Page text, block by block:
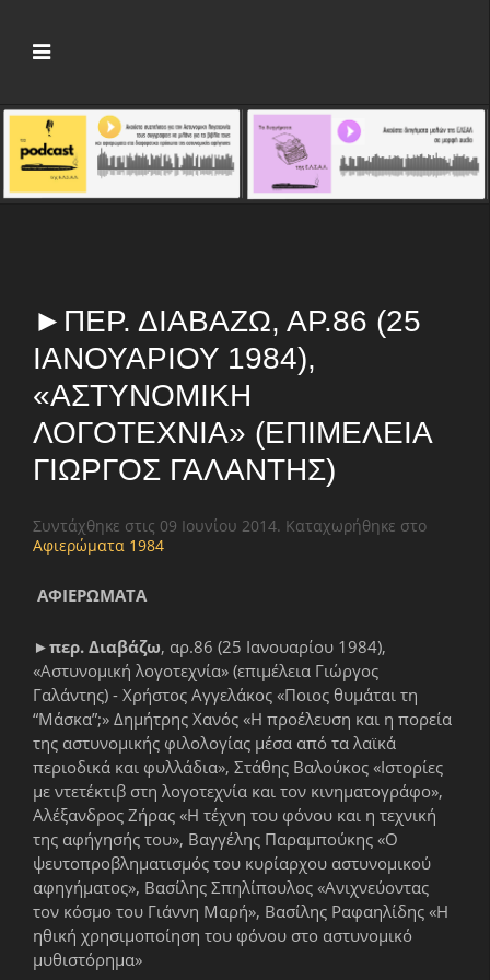
►ΠΕΡ. ΔΙΑΒΆΖΩ, ΑΡ.86 (25
ΙΑΝΟΥΑΡΊΟΥ 1984),
«ΑΣΤΥΝΟΜΙΚΉ
ΛΟΓΟΤΕΧΝΊΑ» (ΕΠΙΜΈΛΕΙΑ
ΓΙΏΡΓΟΣ ΓΑΛΆΝΤΗΣ)
Συντάχθηκε στις 09 Ιουνίου 2014. Καταχωρήθηκε στο
Αφιερώματα 1984
ΑΦΙΕΡΩΜΑΤΑ
►περ. Διαβάζω, αρ.86 (25 Ιανουαρίου 1984),
«Αστυνομική λογοτεχνία» (επιμέλεια Γιώργος
Γαλάντης) - Χρήστος Αγγελάκος «Ποιος θυμάται τη
“Μάσκα”;» Δημήτρης Χανός «Η προέλευση και η πορεία
της αστυνομικής φιλολογίας μέσα από τα λαϊκά
περιοδικά και φυλλάδια», Στάθης Βαλούκος «Ιστορίες
με ντετέκτιβ στη λογοτεχνία και τον κινηματογράφο»,
Αλέξανδρος Ζήρας «Η τέχνη του φόνου και η τεχνική
της αφήγησής του», Βαγγέλης Παραμπούκης «Ο
ψευτοπροβληματισμός του κυρίαρχου αστυνομικού
αφηγήματος», Βασίλης Σπηλίπουλος «Ανιχνεύοντας
τον κόσμο του Γιάννη Μαρή», Βασίλης Ραφαηλίδης «Η
ηθική χρησιμοποίηση του φόνου στο αστυνομικό
μυθιστόρημα»